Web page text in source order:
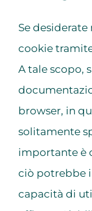
Se
cookie
A tale scopo,
browser, in
solitamente
importante è
ciò potrebbe
capacità di